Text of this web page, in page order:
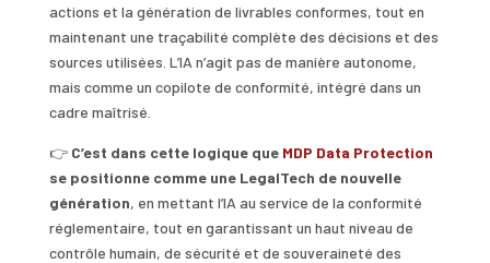
actions et la génération de livrables conformes, tout en
maintenant une traçabilité complète des décisions et des
sources utilisées. L’IA n’agit pas de manière autonome,
mais comme un copilote de conformité, intégré dans un
cadre maîtrisé.
👉 C’est dans cette logique que MDP Data Protection
se positionne comme une LegalTech de nouvelle
génération, en mettant l’IA au service de la conformité
réglementaire, tout en garantissant un haut niveau de
contrôle humain, de sécurité et de souveraineté des